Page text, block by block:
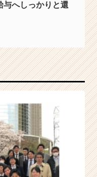
与へしっかりと還